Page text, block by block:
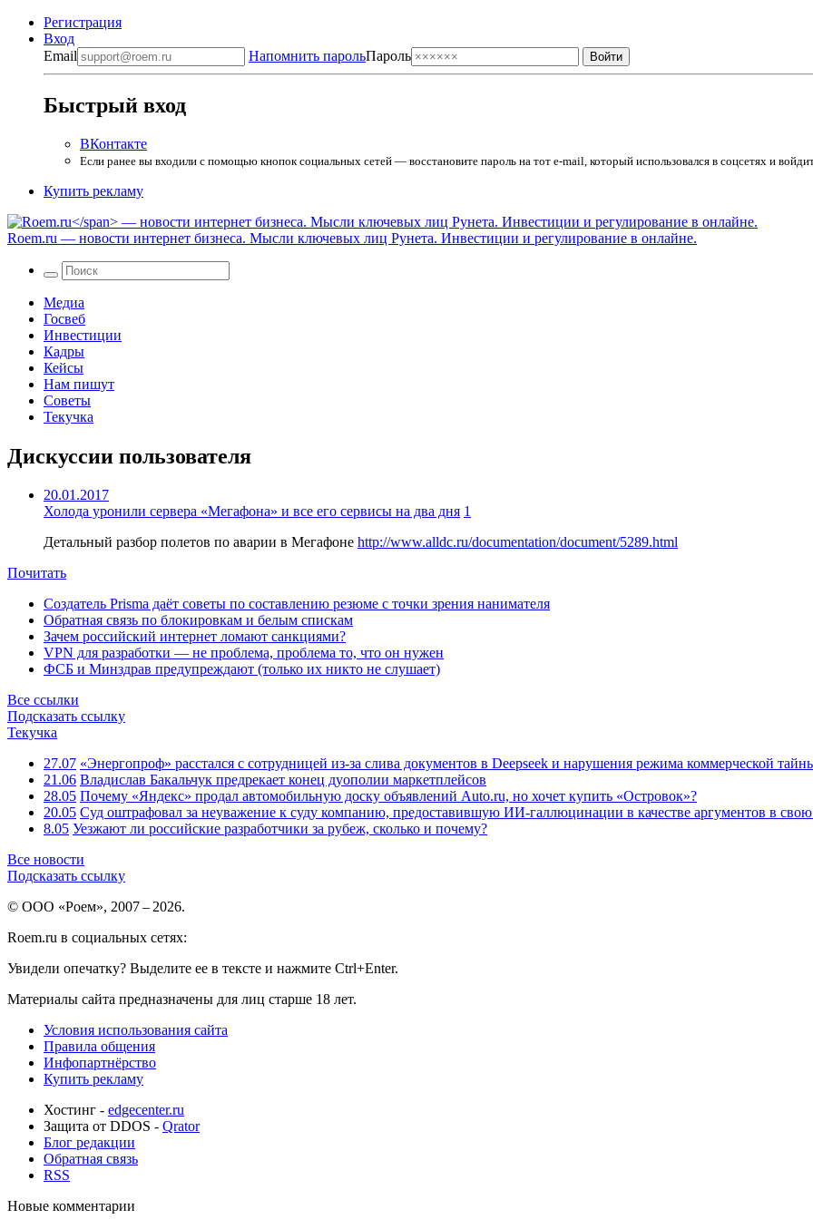
Регистрация
Вход
Email
Напомнить парольПароль
Быстрый вход
ВКонтакте
Если ранее вы входили с помощью кнопок социальных сетей — восстановите пароль на тот e-mail, который использовался в соцсетях и
Купить рекламу
Roem.ru — новости интернет бизнеса. Мысли ключевых лиц Рунета. Инвестиции и регулирование в онлайне.
Медиа
Госвеб
Инвестиции
Кадры
Кейсы
Нам пишут
Советы
Текучка
Дискуссии пользователя
20.01.2017
Холода уронили сервера «Мегафона» и все его сервисы на два дня 1
Детальный разбор полетов по аварии в Мегафоне http://www.alldc.ru/documentation/document/5289.html
Почитать
Создатель Prisma даёт советы по составлению резюме с точки зрения нанимателя
Обратная связь по блокировкам и белым спискам
Зачем российский интернет ломают санкциями?
VPN для разработки — не проблема, проблема то, что он нужен
ФСБ и Минздрав предупреждают (только их никто не слушает)
Все ссылки
Подсказать ссылку
Текучка
27.07 «Энергопроф» расстался с сотрудницей из-за слива документов в Deepseek и нарушения режима коммерческой
21.06 Владислав Бакальчук предрекает конец дуополии маркетплейсов
28.05 Почему «Яндекс» продал автомобильную доску объявлений Auto.ru, но хочет купить «Островок»?
20.05 Суд оштрафовал за неуважение к суду компанию, предоставившую ИИ-галлюцинации в качестве аргументов в свою
8.05 Уезжают ли российские разработчики за рубеж, сколько и почему?
Все новости
Подсказать ссылку
© ООО «Роем», 2007 – 2026.
Roem.ru в социальных сетях:
Увидели опечатку? Выделите ее в тексте и нажмите Ctrl+Enter.
Материалы сайта предназначены для лиц старше 18 лет.
Условия использования сайта
Правила общения
Инфопартнёрство
Купить рекламу
Хостинг - edgecenter.ru
Защита от DDOS - Qrator
Блог редакции
Обратная связь
RSS
Новые комментарии